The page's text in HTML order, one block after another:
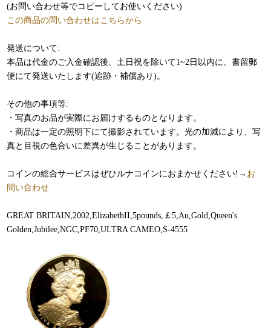
(お問い合わせ等でコピーしてお使いください)
この商品の問い合わせはこちらから
発送について:
本品は代金のご入金確認後、土日祝を除いて1~2日以内に、書留郵
便にて発送いたします(追跡・補償あり)。
その他の事項等:
・写真のお品が実際にお届けするものとなります。
・商品は一定の照明下にて撮影されています。光の加減により、写
真と目視の色合いに差異が生じることがあります。
コインの総合サービスはぜひルナコインにおまかせください!→ お
問い合わせ
GREAT BRITAIN,2002,ElizabethII,5pounds,￡5,Au,Gold,Queen's
Golden,Jubilee,NGC,PF70,ULTRA CAMEO,S-4555